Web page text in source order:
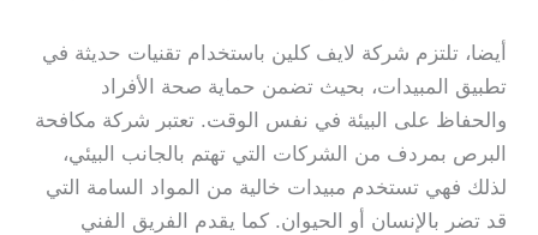
أيضا، تلتزم شركة لايف كلين باستخدام تقنيات حديثة في
تطبيق المبيدات، بحيث تضمن حماية صحة الأفراد
والحفاظ على البيئة في نفس الوقت. تعتبر شركة مكافحة
البرص بمردف من الشركات التي تهتم بالجانب البيئي،
لذلك فهي تستخدم مبيدات خالية من المواد السامة التي
قد تضر بالإنسان أو الحيوان. كما يقدم الفريق الفني